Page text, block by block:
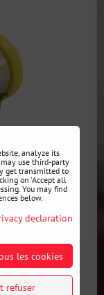
analyze its
use third-party
get transmitted to
on 'Accept all
You may find
below.
declaration
les cookies
refuser